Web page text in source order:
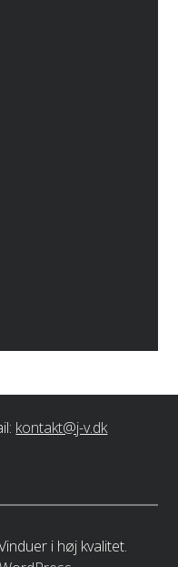
kontakt@j-v.dk
i høj kvalitet.